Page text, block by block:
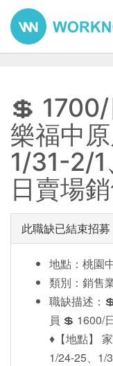
💲
樂福中
1/31-2/
日賣場
此職缺已結束招募
地點：桃園
類別：銷售
職缺描述：
員 💲 1600/
♦【地點】
1/24-25、1/